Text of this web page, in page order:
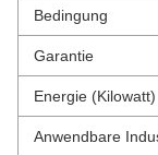
Bedingung
Garantie
Energie (Kilowatt)
Anwendbare